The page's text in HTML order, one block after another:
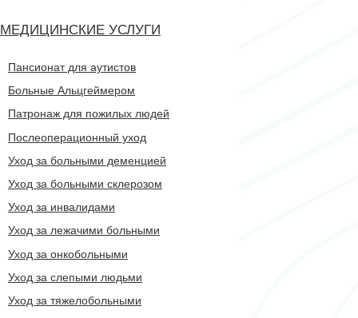
МЕДИЦИНСКИЕ УСЛУГИ
Пансионат для аутистов
Больные Альцгеймером
Патронаж для пожилых людей
Послеоперационный уход
Уход за больными деменцией
Уход за больными склерозом
Уход за инвалидами
Уход за лежачими больными
Уход за онкобольными
Уход за слепыми людьми
Уход за тяжелобольными